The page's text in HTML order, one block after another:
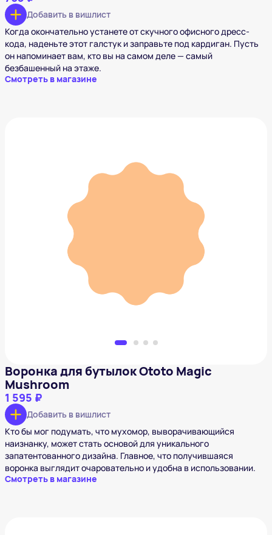
Добавить в вишлист
Когда окончательно устанете от скучного офисного дресс-
кода, наденьте этот галстук и заправьте под кардиган. Пусть
он напоминает вам, кто вы на самом деле — самый
безбашенный на этаже.
Смотреть в магазине
Воронка для бутылок Ototo Magic Mushroom
Воронка для бутылок Ototo Magic
Mushroom
1 595 ₽
Добавить в вишлист
Кто бы мог подумать, что мухомор, выворачивающийся
наизнанку, может стать основой для уникального
запатентованного дизайна. Главное, что получившаяся
воронка выглядит очаровательно и удобна в использовании.
Смотреть в магазине